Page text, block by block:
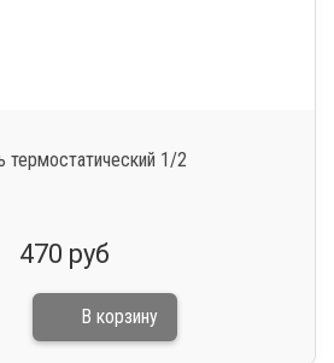
термостатический 1/2
470 руб